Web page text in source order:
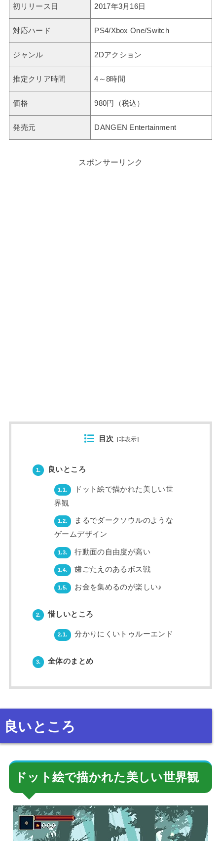
初リリース日 2017年3月16日
対応ハード PS4/Xbox One/Switch
ジャンル 2Dアクション
推定クリア時間 4～8時間
価格 980円（税込）
発売元 DANGEN Entertainment
スポンサーリンク
目次 [非表示]
1. 良いところ
1.1.
ドット絵で描かれた美しい世
界観
1.2.
まるでダークソウルのような
ゲームデザイン
1.3. 行動面の自由度が高い
1.4. 歯ごたえのあるボス戦
1.5. お金を集めるのが楽しい♪
2. 惜しいところ
2.1. 分かりにくいトゥルーエンド
3. 全体のまとめ
良いところ
ドット絵で描かれた美しい世界観